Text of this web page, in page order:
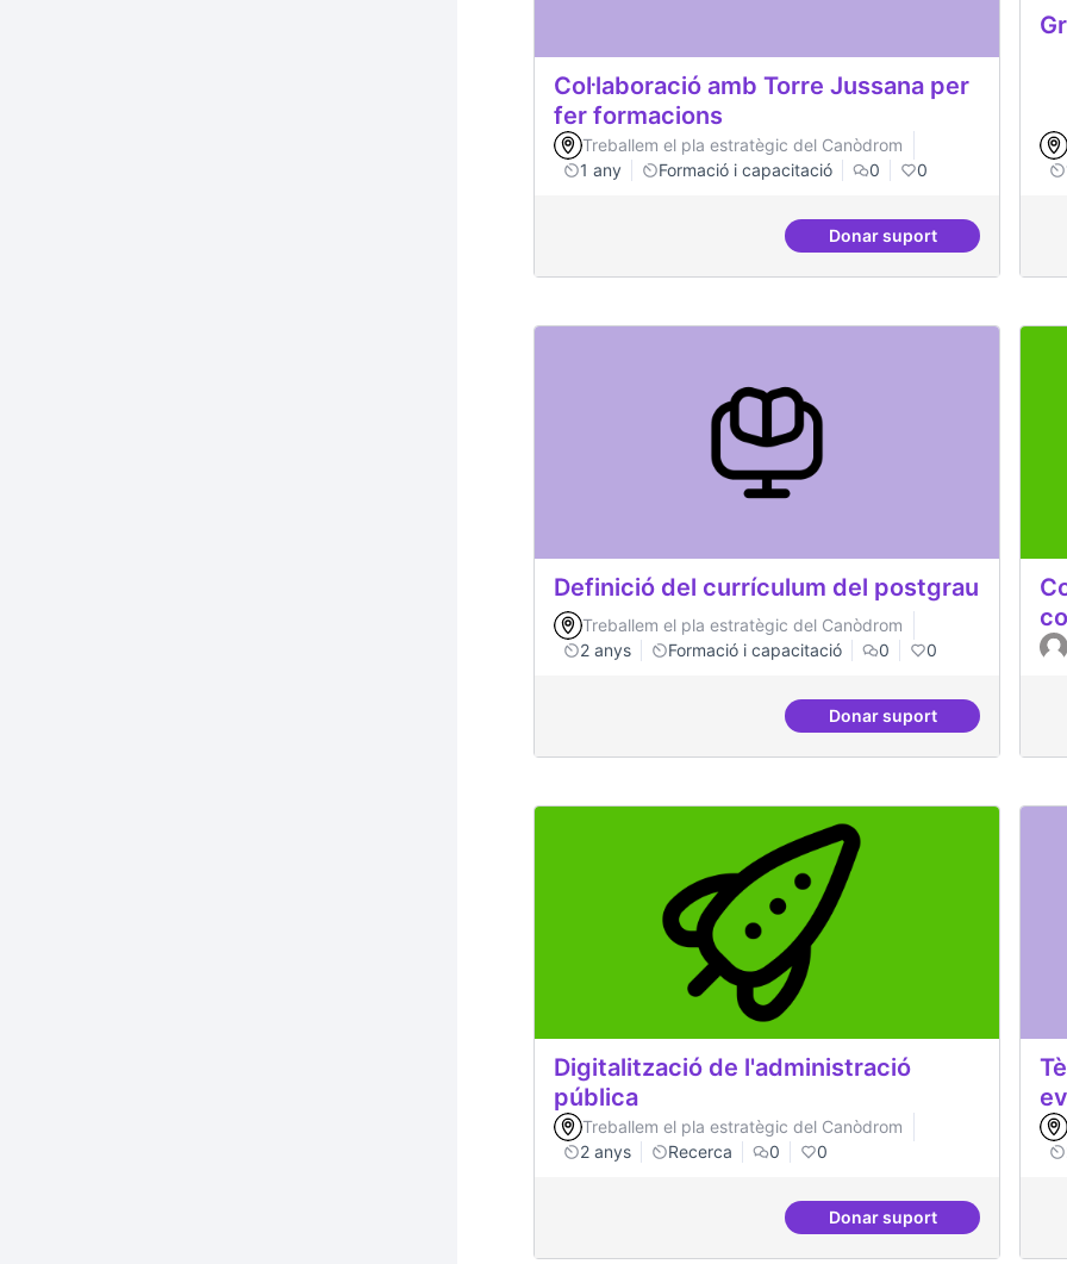
Col·laboració amb Torre Jussana per
fer formacions
Treballem el pla estratègic del Canòdrom
1 any
Formació i capacitació 0 0
Donar suportCol·laboració amb
Definició del currículum del postgrau
Treballem el pla estratègic del Canòdrom
2 anys
Formació i capacitació 0 0
Donar suport
Definició del
Digitalització de l'administració
pública
Treballem el pla estratègic del Canòdrom
2 anys
Recerca 0 0
Donar suportDigitalització de